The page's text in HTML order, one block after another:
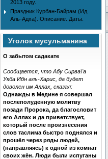
2013 году.
Праздник Курбан-Байрам (Ид
Аль-Адха). Описание. Даты.
Уголок мусульманина
О забытом садакате
Сообщается, что Абу Сирва\'а
Укба Ибн аль-Харис, да будет
доволен им Аллах, сказал:
Однажды в Медине я совершал
послеполуденную молитву
позади Пророка, да благословит
его Аллах и да приветствует,
который после произнесения
слов таслима быстро поднялся и
прошёл через ряды людей,
(направляясь) к одной из комнат
своих жён. Люди были испуганы